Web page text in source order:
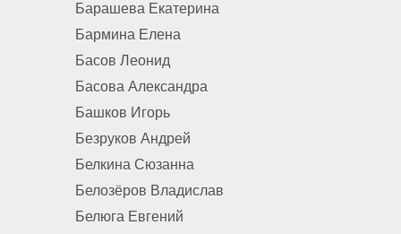
Барашева Екатерина
Бармина Елена
Басов Леонид
Басова Александра
Башков Игорь
Безруков Андрей
Белкина Сюзанна
Белозёров Владислав
Белюга Евгений